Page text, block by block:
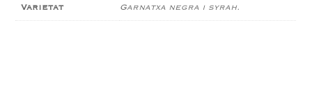
Varietat Garnatxa negra i syrah.